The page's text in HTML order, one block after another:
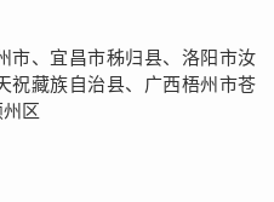
市、宜昌市秭归县、洛阳市汝
祝藏族自治县、广西梧州市苍
区